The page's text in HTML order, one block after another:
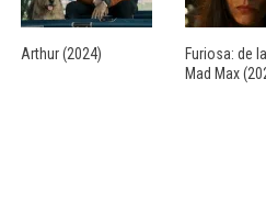
Arthur (2024)
Furiosa: de
Mad Max